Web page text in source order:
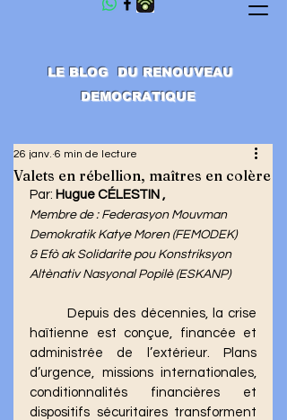
LE BLOG DU RENOUVEAU
DEMOCRATIQUE
Valets en rébellion, maîtres en colère
26 janv. 6 min de lecture
Par: Hugue CÉLESTIN ​,
Membre de : Federasyon Mouvman
Demokratik Katye Moren (FEMODEK)
& Efò ak Solidarite pou Konstriksyon
Altènativ Nasyonal Popilè (ESKANP)
haïtienne est conçue, financée et
administrée de l’extérieur. Plans
d’urgence, missions internationales,
conditionnalités financières et
dispositifs sécuritaires transforment